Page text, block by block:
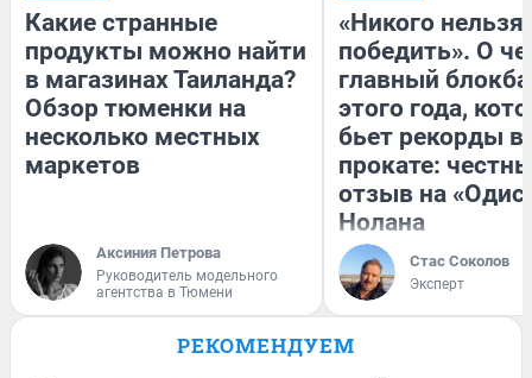
Какие странные
продукты можно найти
в магазинах Таиланда?
Обзор тюменки на
несколько местных
маркетов
Аксиния Петрова
Руководитель модельного
агентства в Тюмени
«Никого нельзя
победить». О
главный
этого года,
бьет рекорды в
прокате:
отзыв на
Нолана
Стас Соколов
Эксперт
РЕКОМЕНДУЕМ